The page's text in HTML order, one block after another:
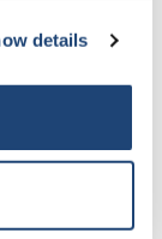
details